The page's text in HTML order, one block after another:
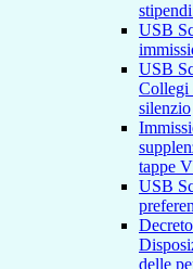
USB
USB
Collegi
silenzio
tappe
USB
delle